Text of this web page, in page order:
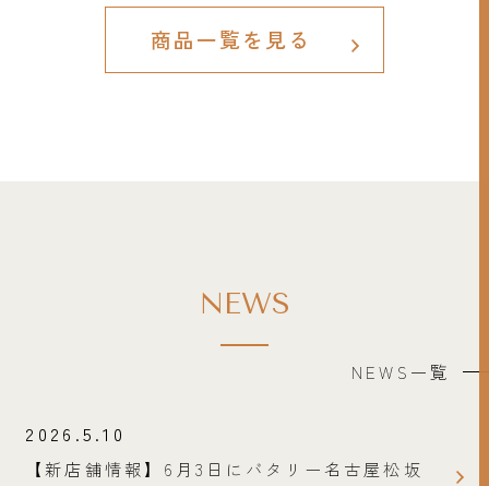
商品一覧を見る
NEWS
NEWS一覧
2026.5.10
【新店舗情報】6月3日にバタリー名古屋松坂